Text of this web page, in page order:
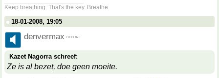
Keep breathing. That's the key. Breathe.
18-01-2008, 19:05
denvermax
Kazet Nagorra schreef:
Ze is al bezet, doe geen moeite.